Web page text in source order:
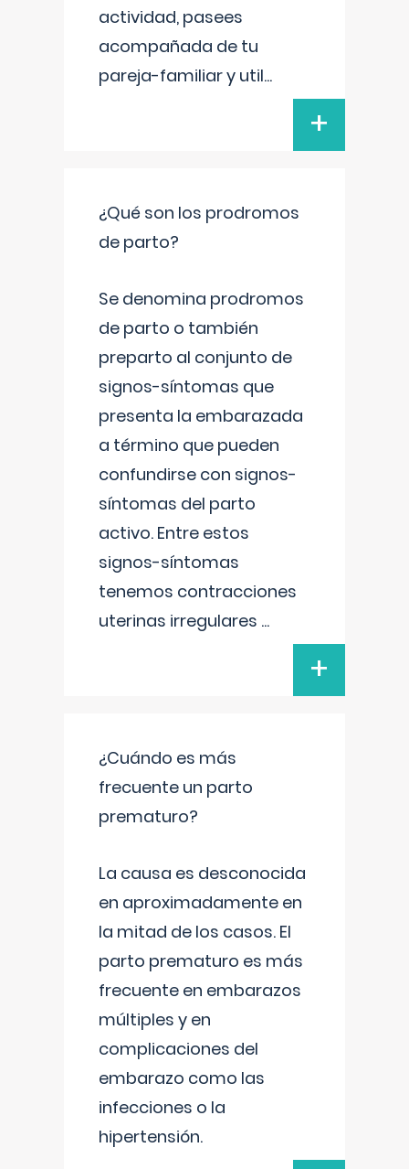
actividad, pasees
acompañada de tu
pareja-familiar y util...
+
¿Qué son los prodromos
de parto?
Se denomina prodromos
de parto o también
preparto al conjunto de
signos-síntomas que
presenta la embarazada
a término que pueden
confundirse con signos-
síntomas del parto
activo. Entre estos
signos-síntomas
tenemos contracciones
uterinas irregulares ...
+
¿Cuándo es más
frecuente un parto
prematuro?
La causa es desconocida
en aproximadamente en
la mitad de los casos. El
parto prematuro es más
frecuente en embarazos
múltiples y en
complicaciones del
embarazo como las
infecciones o la
hipertensión.